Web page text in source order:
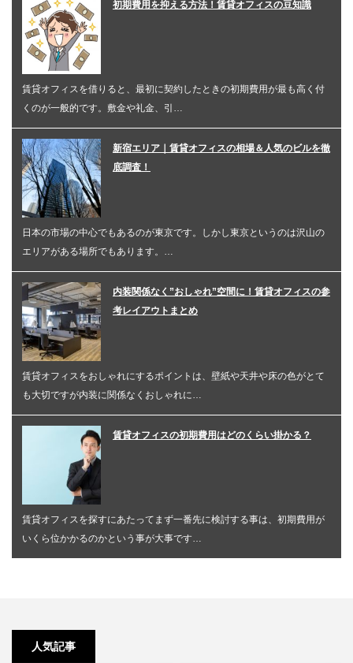
初期費用を抑える方法！賃貸オフィスの豆知識
賃貸オフィスを借りると、最初に契約したときの初期費用が最も高く付
くのが一般的です。敷金や礼金、引…
新宿エリア｜賃貸オフィスの相場＆人気のビルを徹
底調査！
日本の市場の中心でもあるのが東京です。しかし東京というのは沢山の
エリアがある場所でもあります。…
内装関係なく”おしゃれ”空間に！賃貸オフィスの参
考レイアウトまとめ
賃貸オフィスをおしゃれにするポイントは、壁紙や天井や床の色がとて
も大切ですが内装に関係なくおしゃれに…
賃貸オフィスの初期費用はどのくらい掛かる？
賃貸オフィスを探すにあたってまず一番先に検討する事は、初期費用が
いくら位かかるのかという事が大事です…
人気記事